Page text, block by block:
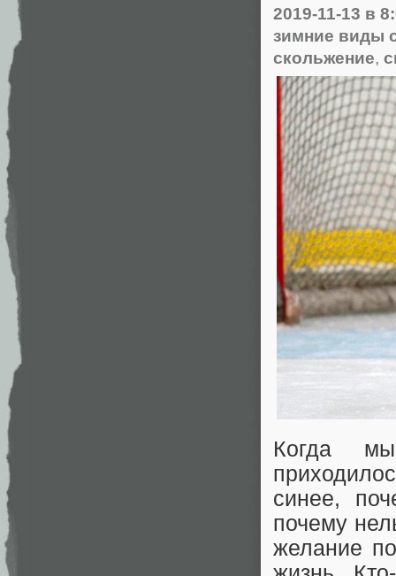
2019-11-13 в
зимние виды
скольжение,
Когда
синее,
почему
желание